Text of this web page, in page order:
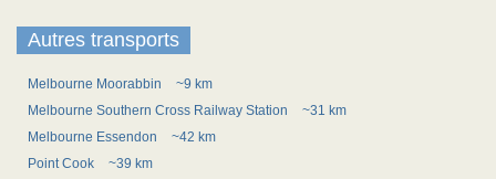
Autres transports
Melbourne Moorabbin
~9 km
Melbourne Southern Cross Railway Station
~31 km
Melbourne Essendon
~42 km
Point Cook
~39 km